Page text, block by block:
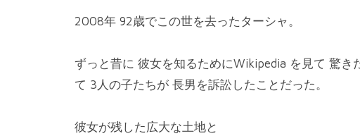
2008年 92歳でこの世を去ったターシャ。
ずっと昔に 彼女を知るためにWikipedia を見て 驚き
て 3人の子たちが 長男を訴訟したことだった。
彼女が残した広大な土地と